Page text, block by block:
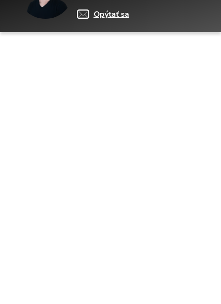
Opýtať sa